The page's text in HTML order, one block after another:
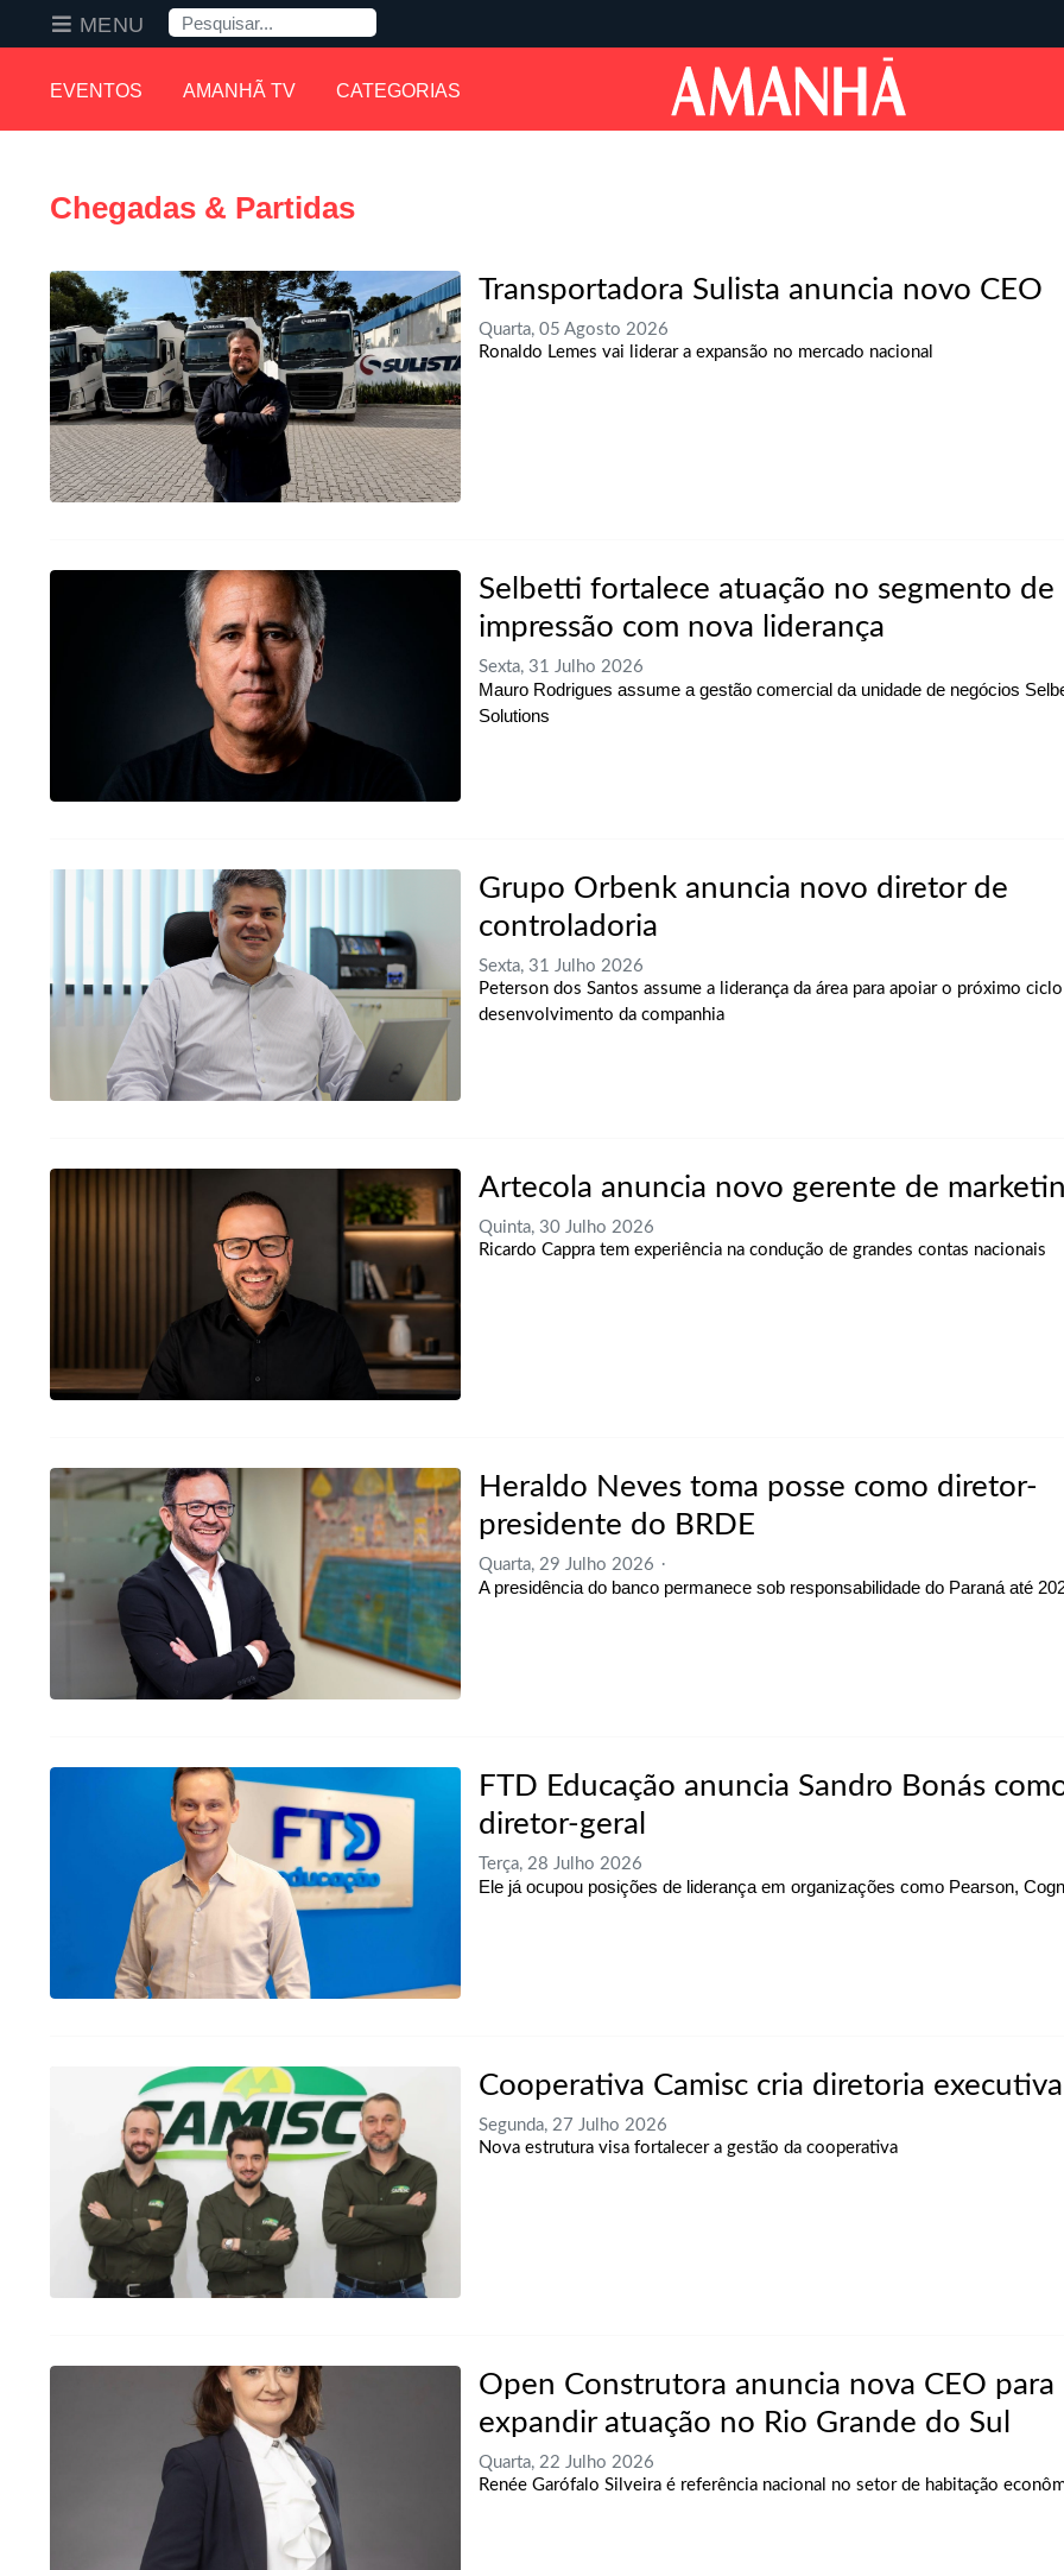
EVENTOS AMANHÃ TV CATEGORIAS
MENU Pesquisa
Chegadas & Partidas
Transportadora Sulista anuncia novo CEO
Quarta, 05 Agosto 2026
Ronaldo Lemes vai liderar a expansão no mercado nacional
Selbetti fortalece atuação no segmento de
impressão com nova liderança
Sexta, 31 Julho 2026
Mauro Rodrigues assume a gestão comercial da unidade de negócios
Solutions
Grupo Orbenk anuncia novo diretor de
controladoria
Sexta, 31 Julho 2026
Peterson dos Santos assume a liderança da área para apoiar o próximo
desenvolvimento da companhia
Artecola anuncia novo gerente de
Quinta, 30 Julho 2026
Ricardo Cappra tem experiência na condução de grandes contas nacionais
Heraldo Neves toma posse como diretor-
presidente do BRDE
Quarta, 29 Julho 2026
A presidência do banco permanece sob responsabilidade do Paraná até
FTD Educação anuncia Sandro Bonás
diretor-geral
Terça, 28 Julho 2026
Ele já ocupou posições de liderança em organizações como Pearson,
Cooperativa Camisc cria diretoria executiva
Segunda, 27 Julho 2026
Nova estrutura visa fortalecer a gestão da cooperativa
Open Construtora anuncia nova CEO para
expandir atuação no Rio Grande do Sul
Quarta, 22 Julho 2026
Renée Garófalo Silveira é referência nacional no setor de habitação